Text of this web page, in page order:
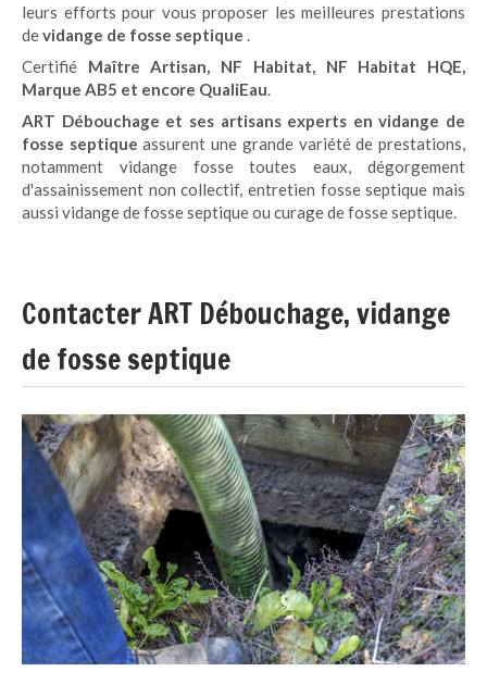
leurs efforts pour vous proposer les meilleures prestations
devidange de fosse septique .
Certifié Maître Artisan, NF Habitat, NF Habitat HQE,
Marque AB5 et encore QualiEau.
ART Débouchage et ses artisans experts en vidange de
fosse septiqueassurent une grande variété de prestations,
notamment vidange fosse toutes eaux, dégorgement
d'assainissement non collectif, entretien fosse septique mais
aussi vidange de fosse septique ou curage de fosse septique.
Contacter ART Débouchage, vidange
de fosse septique